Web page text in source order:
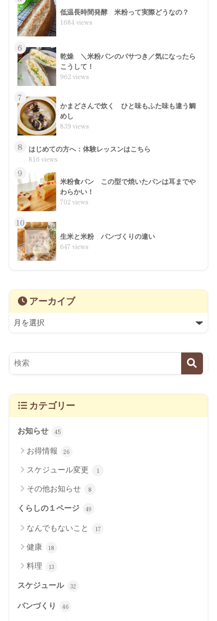
低温長時間発酵 米粉って実際どうなの？
1684 views
6
乾燥 ＼米粉パンのパサつき／気になったら
こうして！
962 views
7
かまどさんで炊く ひと味もふた味も違う鯛
めし
839 views
8 はじめての方へ：体験レッスンはこちら
816 views
9
米粉食パン この型で焼いたパンは耳までや
わらかい！
702 views
10
生米と米粉 パンづくりの違い
647 views
アーカイブ
カテゴリー
お知らせ 45
お得情報 26
スケジュール変更 1
その他お知らせ 8
くらしの１ページ 49
なんでもないこと 17
健康 18
料理 13
スケジュール 32
パンづくり 46